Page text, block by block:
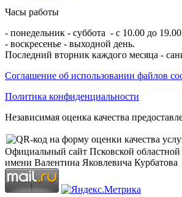
Часы работы
- понедельник - суббота - с 10.00 до 19.00
- воскресенье - выходной день.
Последний вторник каждого месяца -
Соглашение об использовании файлов
Политика конфиденциальности
Независимая оценка качества
Официальный сайт Псковской
имени Валентина Яковлевича Курбатова